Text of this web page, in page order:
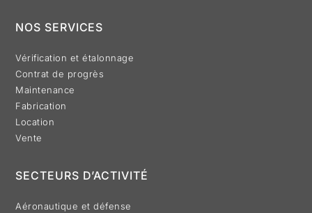
NOS SERVICES
Vérification et étalonnage
Contrat de progrès
Maintenance
Fabrication
Location
Vente
SECTEURS D’ACTIVITÉ
Aéronautique et défense